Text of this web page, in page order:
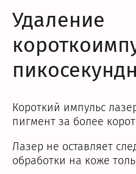
Удаление
Короткий импульс
пигмент за более
Лазер не оставляет
обработки на коже